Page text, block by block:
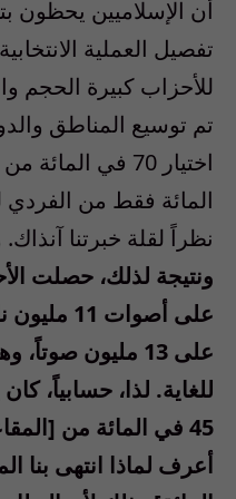
أن الإسلاميين يحظون
تفصيل العملية
للأحزاب كبيرة الحجم
تم توسيع المناطق
المائة فقط من
نظراً لقلة خبرتنا
ونتيجة لذلك، حصلت
على
على 13 مليون
للغاية. لذا، حسابياً،
45 في المائة من